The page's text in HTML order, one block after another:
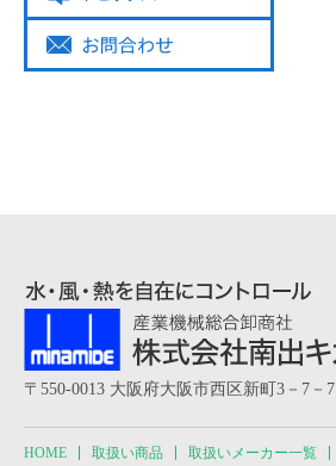
〒550-0013 大阪府大阪市西区新町3－7－7
HOME 取扱い商品 取扱いメーカー一覧